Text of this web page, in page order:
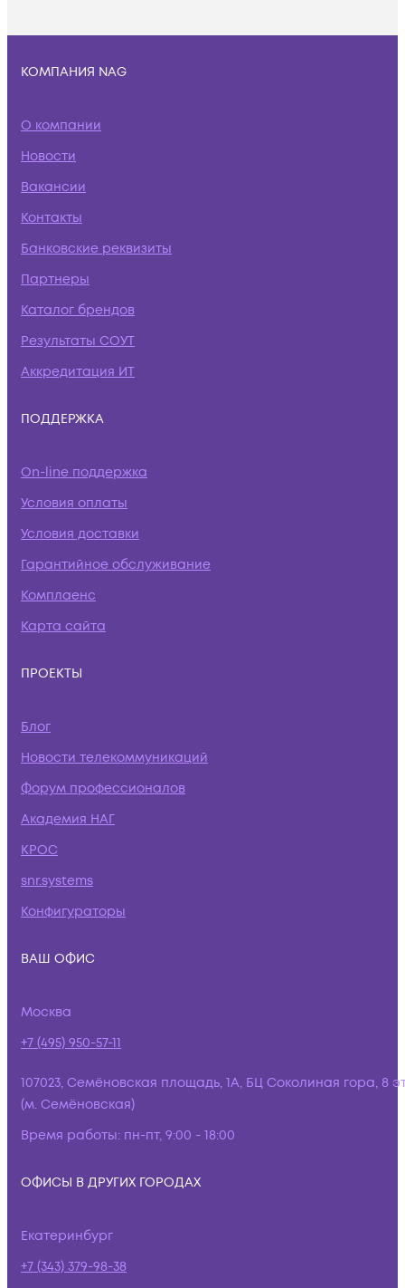
КОМПАНИЯ NAG
О компании
Новости
Вакансии
Контакты
Банковские реквизиты
Партнеры
Каталог брендов
Результаты СОУТ
Аккредитация ИТ
ПОДДЕРЖКА
On-line поддержка
Условия оплаты
Условия доставки
Гарантийное обслуживание
Комплаенс
Карта сайта
ПРОЕКТЫ
Блог
Новости телекоммуникаций
Форум профессионалов
Академия НАГ
КРОС
snr.systems
Конфигураторы
ВАШ ОФИС
Москва
+7 (495) 950-57-11
107023, Семёновская площадь, 1А, БЦ Соколиная гора, 8
(м. Семёновская)
Время работы: пн-пт, 9:00 - 18:00
ОФИСЫ В ДРУГИХ ГОРОДАХ
Екатеринбург
+7 (343) 379-98-38